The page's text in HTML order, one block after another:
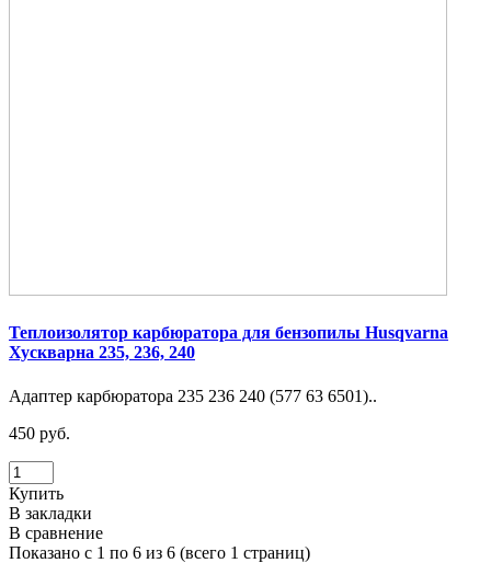
Теплоизолятор карбюратора для бензопилы Husqvarna
Хускварна 235, 236, 240
Адаптер карбюратора 235 236 240 (577 63 6501)..
450 руб.
Купить
В закладки
В сравнение
Показано с 1 по 6 из 6 (всего 1 страниц)